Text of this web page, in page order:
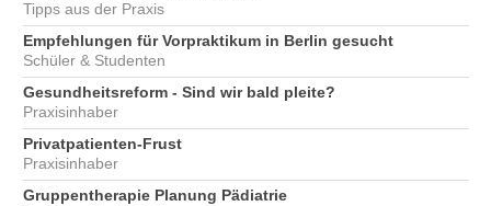
Tipps aus der Praxis
Empfehlungen für Vorpraktikum in Berlin gesucht
Schüler & Studenten
Gesundheitsreform - Sind wir bald pleite?
Praxisinhaber
Privatpatienten-Frust
Praxisinhaber
Gruppentherapie Planung Pädiatrie